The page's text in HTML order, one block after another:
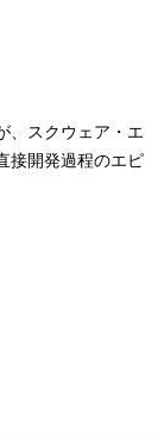
、スクウェア・エ
接開発過程のエピ